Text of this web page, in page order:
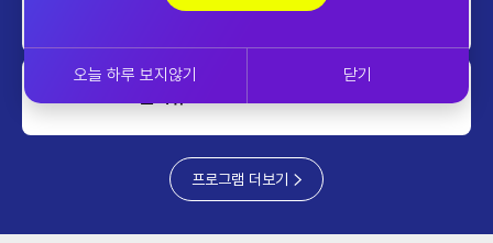
AI 톡톡
프로그램 더보기
오늘 하루 보지않기 닫기